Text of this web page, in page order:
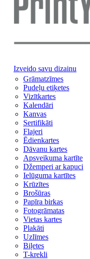
Izveido savu dizainu
Grāmatzīmes
Pudeļu etiķetes
Vizītkartes
Kalendāri
Kanvas
Sertifikāti
Flajeri
Ēdienkartes
Dāvanu kartes
Apsveikuma kartīte
Džemperi ar kapuci
Ielūguma kartītes
Krūzītes
Brošūras
Papīra birkas
Fotogrāmatas
Vietas kartes
Plakāti
Uzlīmes
Biļetes
T-krekli